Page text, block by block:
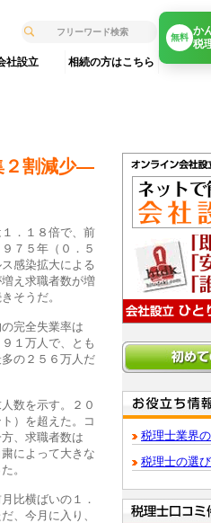
社設立 相続の方はこちら
無料
か
税
２割減少―
．１８倍で、前
７５年（０．５
感染拡大による
え求職者数が増
そうだ。
完全失業率は
１万人で、とも
の２５６万人だ
数を示す。２０
）を超えた。コ
、求職者数は
によって大きな
。
比横ばいの１．
、今月に入り、
税理士業界
税理士の選